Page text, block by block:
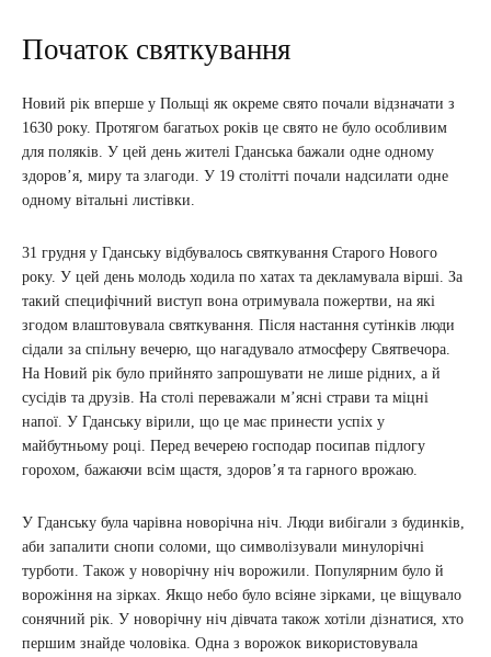
Початок святкування
Новий рік вперше у Польщі як окреме свято почали відзначати з
1630 року. Протягом багатьох років це свято не було особливим
для поляків. У цей день жителі Гданська бажали одне одному
здоров’я, миру та злагоди. У 19 столітті почали надсилати одне
одному вітальні листівки.
31 грудня у Гданську відбувалось святкування Старого Нового
року. У цей день молодь ходила по хатах та декламувала вірші. За
такий специфічний виступ вона отримувала пожертви, на які
згодом влаштовувала святкування. Після настання сутінків люди
сідали за спільну вечерю, що нагадувало атмосферу Святвечора.
На Новий рік було прийнято запрошувати не лише рідних, а й
сусідів та друзів. На столі переважали м’ясні страви та міцні
напої. У Гданську вірили, що це має принести успіх у
майбутньому році. Перед вечерею господар посипав підлогу
горохом, бажаючи всім щастя, здоров’я та гарного врожаю.
У Гданську була чарівна новорічна ніч. Люди вибігали з будинків,
аби запалити снопи соломи, що символізували минулорічні
турботи. Також у новорічну ніч ворожили. Популярним було й
ворожіння на зірках. Якщо небо було всіяне зірками, це віщувало
сонячний рік. У новорічну ніч дівчата також хотіли дізнатися, хто
першим знайде чоловіка. Одна з ворожок використовувала